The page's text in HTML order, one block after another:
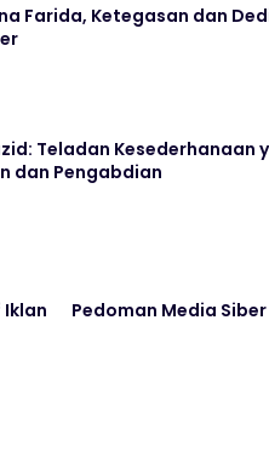
Farida, Ketegasan dan
Teladan Kesederhanaan
dan Pengabdian
Pedoman Media Siber